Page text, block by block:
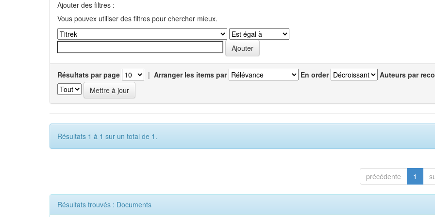
Ajouter des filtres :
Vous pouvex utiliser des filtres pour chercher mieux.
Résultats par page | Arranger les items par En order Auteurs par
Résultats 1 à 1 sur un total de 1.
précédente 1
Résultats trouvés : Documents